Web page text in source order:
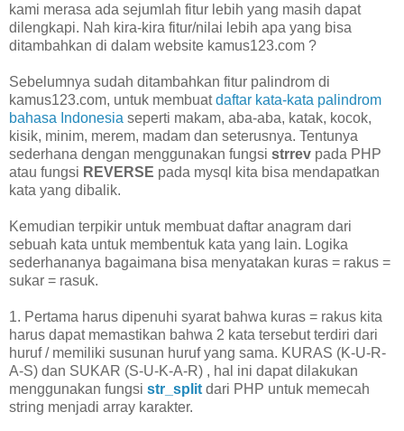
kami merasa ada sejumlah fitur lebih yang masih dapat
dilengkapi. Nah kira-kira fitur/nilai lebih apa yang bisa
ditambahkan di dalam website kamus123.com ?
Sebelumnya sudah ditambahkan fitur palindrom di
kamus123.com, untuk membuatdaftar kata-kata palindrom
bahasa Indonesia seperti makam, aba-aba, katak, kocok,
kisik, minim, merem, madam dan seterusnya. Tentunya
sederhana dengan menggunakan fungsi strrev pada PHP
atau fungsi REVERSE pada mysql kita bisa mendapatkan
kata yang dibalik.
Kemudian terpikir untuk membuat daftar anagram dari
sebuah kata untuk membentuk kata yang lain. Logika
sederhananya bagaimana bisa menyatakan kuras = rakus =
sukar = rasuk.
1. Pertama harus dipenuhi syarat bahwa kuras = rakus kita
harus dapat memastikan bahwa 2 kata tersebut terdiri dari
huruf / memiliki susunan huruf yang sama. KURAS (K-U-R-
A-S) dan SUKAR (S-U-K-A-R) , hal ini dapat dilakukan
menggunakan fungsi str_split dari PHP untuk memecah
string menjadi array karakter.